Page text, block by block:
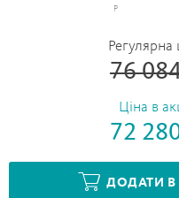
P
Регулярна
76
Ціна в
72
ДОДАТИ